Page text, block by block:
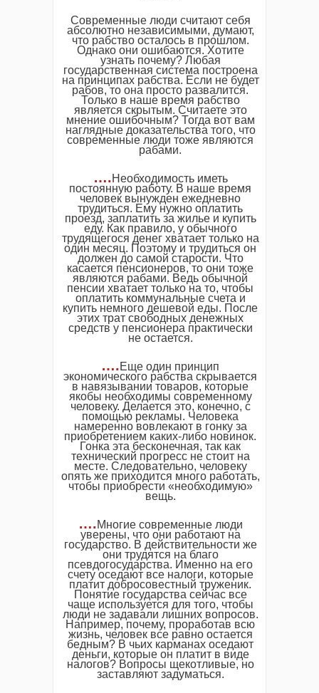
Современные люди считают себя
абсолютно независимыми, думают,
что рабство осталось в прошлом.
Однако они ошибаются. Хотите
узнать почему? Любая
государственная система построена
на принципах рабства. Если не будет
рабов, то она просто развалится.
Только в наше время рабство
является скрытым. Считаете это
мнение ошибочным? Тогда вот вам
наглядные доказательства того, что
современные люди тоже являются
рабами.
….Необходимость иметь
постоянную работу. В наше время
человек вынужден ежедневно
трудиться. Ему нужно оплатить
проезд, заплатить за жилье и купить
еду. Как правило, у обычного
трудящегося денег хватает только на
один месяц. Поэтому и трудиться он
должен до самой старости. Что
касается пенсионеров, то они тоже
являются рабами. Ведь обычной
пенсии хватает только на то, чтобы
оплатить коммунальные счета и
купить немного дешевой еды. После
этих трат свободных денежных
средств у пенсионера практически
не остается.
….Еще один принцип
экономического рабства скрывается
в навязывании товаров, которые
якобы необходимы современному
человеку. Делается это, конечно, с
помощью рекламы. Человека
намеренно вовлекают в гонку за
приобретением каких-либо новинок.
Гонка эта бесконечная, так как
технический прогресс не стоит на
месте. Следовательно, человеку
опять же приходится много работать,
чтобы приобрести «необходимую»
вещь.
….Многие современные люди
уверены, что они работают на
государство. В действительности же
они трудятся на благо
псевдогосударства. Именно на его
счету оседают все налоги, которые
платит добросовестный труженик.
Понятие государства сейчас все
чаще используется для того, чтобы
люди не задавали лишних вопросов.
Например, почему, проработав всю
жизнь, человек все равно остается
бедным? В чьих карманах оседают
деньги, которые он платит в виде
налогов? Вопросы щекотливые, но
заставляют задуматься.